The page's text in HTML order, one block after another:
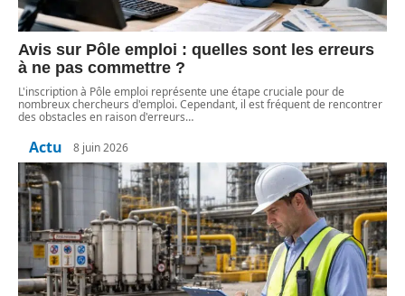
Avis sur Pôle emploi : quelles sont les erreurs
à ne pas commettre ?
L'inscription à Pôle emploi représente une étape cruciale pour de
nombreux chercheurs d'emploi. Cependant, il est fréquent de rencontrer
des obstacles en raison d'erreurs…
Actu 8 juin 2026